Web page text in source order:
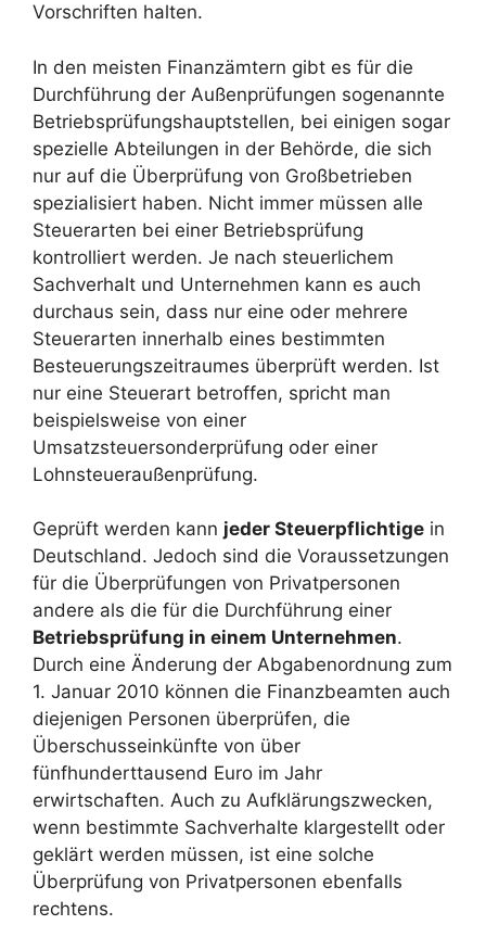
Vorschriften halten.
In den meisten Finanzämtern gibt es für die
Durchführung der Außenprüfungen sogenannte
Betriebsprüfungshauptstellen, bei einigen sogar
spezielle Abteilungen in der Behörde, die sich
nur auf die Überprüfung von Großbetrieben
spezialisiert haben. Nicht immer müssen alle
Steuerarten bei einer Betriebsprüfung
kontrolliert werden. Je nach steuerlichem
Sachverhalt und Unternehmen kann es auch
durchaus sein, dass nur eine oder mehrere
Steuerarten innerhalb eines bestimmten
Besteuerungszeitraumes überprüft werden. Ist
nur eine Steuerart betroffen, spricht man
beispielsweise von einer
Umsatzsteuersonderprüfung oder einer
Lohnsteueraußenprüfung.
Geprüft werden kann jeder Steuerpflichtige in
Deutschland. Jedoch sind die Voraussetzungen
für die Überprüfungen von Privatpersonen
andere als die für die Durchführung einer
Betriebsprüfung in einem Unternehmen.
Durch eine Änderung der Abgabenordnung zum
1. Januar 2010 können die Finanzbeamten auch
diejenigen Personen überprüfen, die
Überschusseinkünfte von über
fünfhunderttausend Euro im Jahr
erwirtschaften. Auch zu Aufklärungszwecken,
wenn bestimmte Sachverhalte klargestellt oder
geklärt werden müssen, ist eine solche
Überprüfung von Privatpersonen ebenfalls
rechtens.